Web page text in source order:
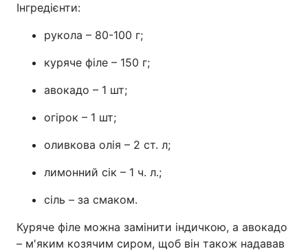
Інгредієнти:
рукола – 80-100 г;
куряче філе – 150 г;
авокадо – 1 шт;
огірок – 1 шт;
оливкова олія – 2 ст. л;
лимонний сік – 1 ч. л.;
сіль – за смаком.
Куряче філе можна замінити індичкою, а авокадо
– м'яким козячим сиром, щоб він також надавав